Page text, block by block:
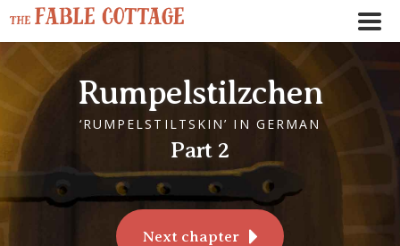
Rumpelstilzchen
‘RUMPELSTILTSKIN’ IN GERMAN
Part 2
Next chapter